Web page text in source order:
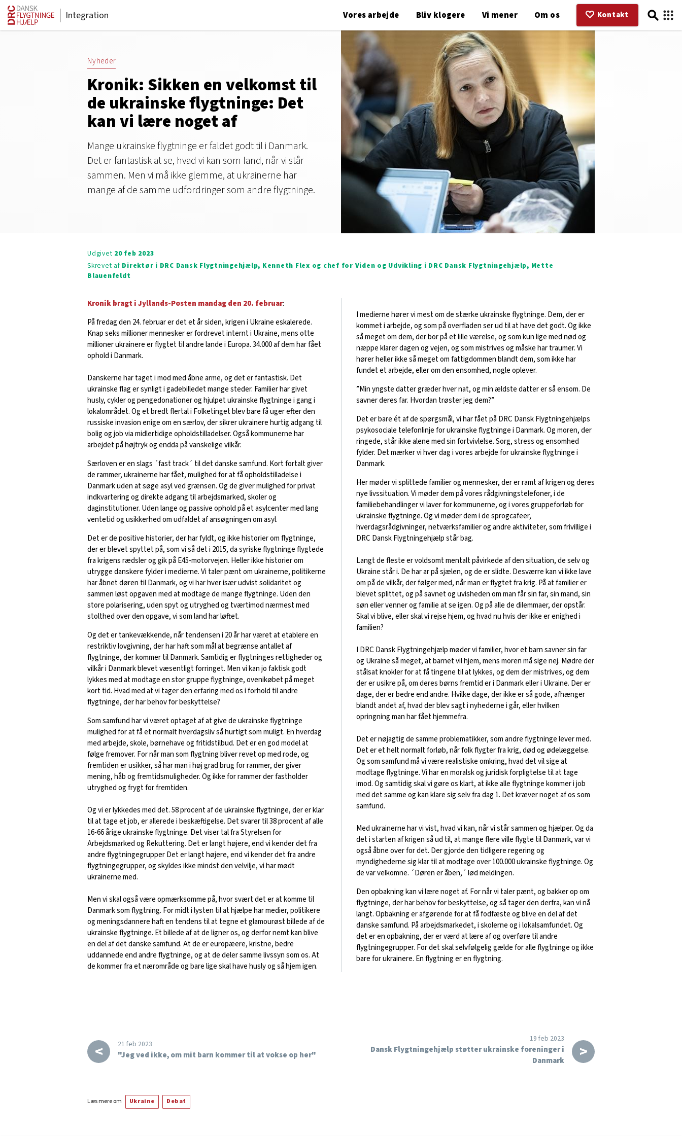
Integration Vores arbejde Bliv klogere Vi mener Om os Kontakt
Nyheder
Kronik: Sikken en velkomst til
de ukrainske flygtninge: Det
kan vi lære noget af
Mange ukrainske flygtninge er faldet godt til i Danmark.
Det er fantastisk at se, hvad vi kan som land, når vi står
sammen. Men vi må ikke glemme, at ukrainerne har
mange af de samme udfordringer som andre flygtninge.
Udgivet 20 feb 2023
Skrevet af Direktør i DRC Dansk Flygtningehjælp, Kenneth Flex og chef for Viden og Udvikling i DRC Dansk Flygtningehjælp, Mette
Blauenfeldt
Kronik bragt i Jyllands-Posten mandag den 20. februar:
På fredag den 24. februar er det et år siden, krigen i Ukraine eskalerede.
Knap seks millioner mennesker er fordrevet internt i Ukraine, mens otte
millioner ukrainere er flygtet til andre lande i Europa. 34.000 af dem har fået
ophold i Danmark.
Danskerne har taget i mod med åbne arme, og det er fantastisk. Det
ukrainske flag er synligt i gadebilledet mange steder. Familier har givet
husly, cykler og pengedonationer og hjulpet ukrainske flygtninge i gang i
lokalområdet. Og et bredt flertal i Folketinget blev bare få uger efter den
russiske invasion enige om en særlov, der sikrer ukrainere hurtig adgang til
bolig og job via midlertidige opholdstilladelser. Også kommunerne har
arbejdet på højtryk og endda på vanskelige vilkår.
Særloven er en slags ´fast track´ til det danske samfund. Kort fortalt giver
de rammer, ukrainerne har fået, mulighed for at få opholdstilladelse i
Danmark uden at søge asyl ved grænsen. Og de giver mulighed for privat
indkvartering og direkte adgang til arbejdsmarked, skoler og
daginstitutioner. Uden lange og passive ophold på et asylcenter med lang
ventetid og usikkerhed om udfaldet af ansøgningen om asyl.
Det er de positive historier, der har fyldt, og ikke historier om flygtninge,
der er blevet spyttet på, som vi så det i 2015, da syriske flygtninge flygtede
fra krigens rædsler og gik på E45-motorvejen. Heller ikke historier om
utrygge danskere fylder i medierne. Vi taler pænt om ukrainerne, politikerne
har åbnet døren til Danmark, og vi har hver især udvist solidaritet og
sammen løst opgaven med at modtage de mange flygtninge. Uden den
store polarisering, uden spyt og utryghed og tværtimod nærmest med
stolthed over den opgave, vi som land har løftet.
Og det er tankevækkende, når tendensen i 20 år har været at etablere en
restriktiv lovgivning, der har haft som mål at begrænse antallet af
flygtninge, der kommer til Danmark. Samtidig er flygtninges rettigheder og
vilkår i Danmark blevet væsentligt forringet. Men vi kan jo faktisk godt
lykkes med at modtage en stor gruppe flygtninge, ovenikøbet på meget
kort tid. Hvad med at vi tager den erfaring med os i forhold til andre
flygtninge, der har behov for beskyttelse?
Som samfund har vi været optaget af at give de ukrainske flygtninge
mulighed for at få et normalt hverdagsliv så hurtigt som muligt. En hverdag
med arbejde, skole, børnehave og fritidstilbud. Det er en god model at
følge fremover. For når man som flygtning bliver revet op med rode, og
fremtiden er usikker, så har man i høj grad brug for rammer, der giver
mening, håb og fremtidsmuligheder. Og ikke for rammer der fastholder
utryghed og frygt for fremtiden.
Og vi er lykkedes med det. 58 procent af de ukrainske flygtninge, der er klar
til at tage et job, er allerede i beskæftigelse. Det svarer til 38 procent af alle
16-66 årige ukrainske flygtninge. Det viser tal fra Styrelsen for
Arbejdsmarked og Rekuttering. Det er langt højere, end vi kender det fra
andre flygtningegrupper Det er langt højere, end vi kender det fra andre
flygtningegrupper, og skyldes ikke mindst den velvilje, vi har mødt
ukrainerne med.
Men vi skal også være opmærksomme på, hvor svært det er at komme til
Danmark som flygtning. For midt i lysten til at hjælpe har medier, politikere
og meningsdannere haft en tendens til at tegne et glamourøst billede af de
ukrainske flygtninge. Et billede af at de ligner os, og derfor nemt kan blive
en del af det danske samfund. At de er europæere, kristne, bedre
uddannede end andre flygtninge, og at de deler samme livssyn som os. At
de kommer fra et nærområde og bare lige skal have husly og så hjem igen.
I medierne hører vi mest om de stærke ukrainske flygtninge. Dem, der er
kommet i arbejde, og som på overfladen ser ud til at have det godt. Og ikke
så meget om dem, der bor på et lille værelse, og som kun lige med nød og
næppe klarer dagen og vejen, og som mistrives og måske har traumer. Vi
hører heller ikke så meget om fattigdommen blandt dem, som ikke har
fundet et arbejde, eller om den ensomhed, nogle oplever.
”Min yngste datter græder hver nat, og min ældste datter er så ensom. De
savner deres far. Hvordan trøster jeg dem?”
Det er bare ét af de spørgsmål, vi har fået på DRC Dansk Flygtningehjælps
psykosociale telefonlinje for ukrainske flygtninge i Danmark. Og moren, der
ringede, står ikke alene med sin fortvivlelse. Sorg, stress og ensomhed
fylder. Det mærker vi hver dag i vores arbejde for ukrainske flygtninge i
Danmark.
Her møder vi splittede familier og mennesker, der er ramt af krigen og deres
nye livssituation. Vi møder dem på vores rådgivningstelefoner, i de
familiebehandlinger vi laver for kommunerne, og i vores gruppeforløb for
ukrainske flygtninge. Og vi møder dem i de sprogcafeer,
hverdagsrådgivninger, netværksfamilier og andre aktiviteter, som frivillige i
DRC Dansk Flygtningehjælp står bag.
Langt de fleste er voldsomt mentalt påvirkede af den situation, de selv og
Ukraine står i. De har ar på sjælen, og de er slidte. Desværre kan vi ikke lave
om på de vilkår, der følger med, når man er flygtet fra krig. På at familier er
blevet splittet, og på savnet og uvisheden om man får sin far, sin mand, sin
søn eller venner og familie at se igen. Og på alle de dilemmaer, der opstår.
Skal vi blive, eller skal vi rejse hjem, og hvad nu hvis der ikke er enighed i
familien?
I DRC Dansk Flygtningehjælp møder vi familier, hvor et barn savner sin far
og Ukraine så meget, at barnet vil hjem, mens moren må sige nej. Mødre der
stålsat knokler for at få tingene til at lykkes, og dem der mistrives, og dem
der er usikre på, om deres børns fremtid er i Danmark eller i Ukraine. Der er
dage, der er bedre end andre. Hvilke dage, der ikke er så gode, afhænger
blandt andet af, hvad der blev sagt i nyhederne i går, eller hvilken
opringning man har fået hjemmefra.
Det er nøjagtig de samme problematikker, som andre flygtninge lever med.
Det er et helt normalt forløb, når folk flygter fra krig, død og ødelæggelse.
Og som samfund må vi være realistiske omkring, hvad det vil sige at
modtage flygtninge. Vi har en moralsk og juridisk forpligtelse til at tage
imod. Og samtidig skal vi gøre os klart, at ikke alle flygtninge kommer i job
med det samme og kan klare sig selv fra dag 1. Det kræver noget af os som
samfund.
Med ukrainerne har vi vist, hvad vi kan, når vi står sammen og hjælper. Og da
det i starten af krigen så ud til, at mange flere ville flygte til Danmark, var vi
også åbne over for det. Der gjorde den tidligere regering og
myndighederne sig klar til at modtage over 100.000 ukrainske flygtninge. Og
de var velkomne. ´Døren er åben,´ lød meldingen.
Den opbakning kan vi lære noget af. For når vi taler pænt, og bakker op om
flygtninge, der har behov for beskyttelse, og så tager den derfra, kan vi nå
langt. Opbakning er afgørende for at få fodfæste og blive en del af det
danske samfund. På arbejdsmarkedet, i skolerne og i lokalsamfundet. Og
det er en opbakning, der er værd at lære af og overføre til andre
flygtningegrupper. For det skal selvfølgelig gælde for alle flygtninge og ikke
bare for ukrainere. En flygtning er en flygtning.
< 21 feb 2023
"Jeg ved ikke, om mit barn kommer til at vokse op her" >
19 feb 2023
Dansk Flygtningehjælp støtter ukrainske foreninger i
Danmark
Læs mere om Ukraine Debat